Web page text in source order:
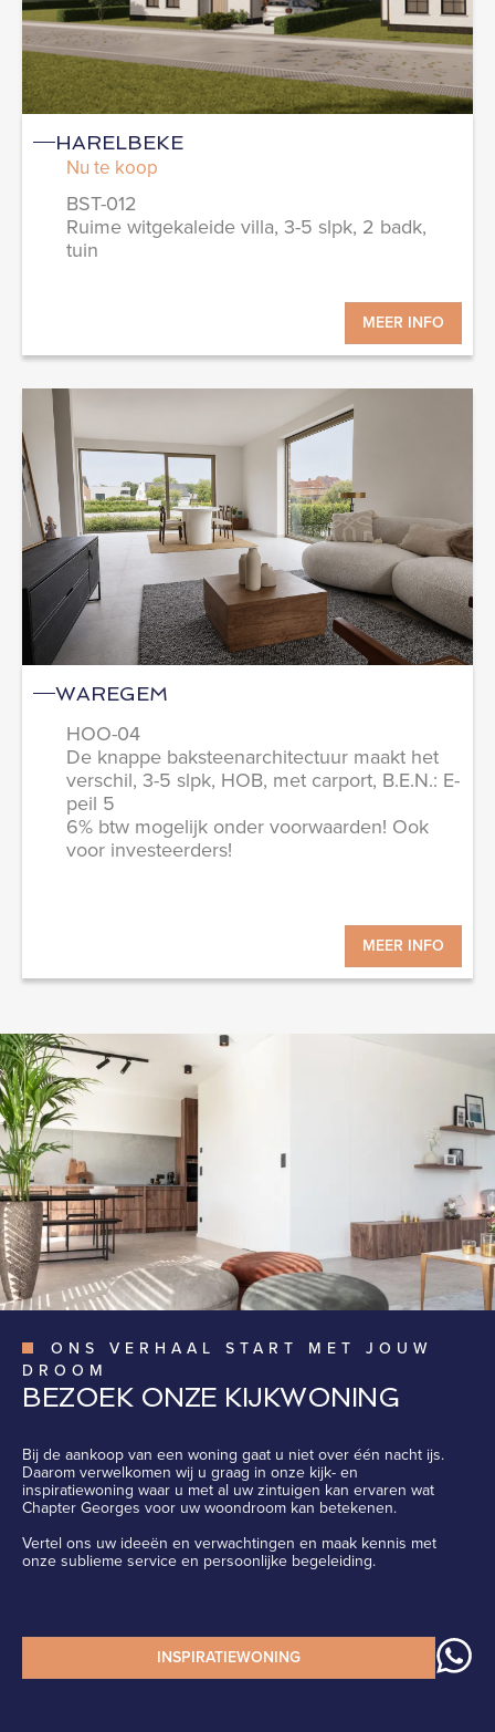
HARELBEKE
Nu te koop
BST-012
Ruime witgekaleide villa, 3-5 slpk, 2 badk,
tuin
MEER INFO
WAREGEM
HOO-04
De knappe baksteenarchitectuur maakt het
verschil, 3-5 slpk, HOB, met carport, B.E.N.: E-
peil 5
6% btw mogelijk onder voorwaarden! Ook
voor investeerders!
MEER INFO
ONS VERHAAL START MET JOUW
DROOM
BEZOEK ONZE KIJKWONING
Bij de aankoop van een woning gaat u niet over één nacht ijs.
Daarom verwelkomen wij u graag in onze kijk- en
inspiratiewoning waar u met al uw zintuigen kan ervaren wat
Chapter Georges voor uw woondroom kan betekenen.
Vertel ons uw ideeën en verwachtingen en maak kennis met
onze sublieme service en persoonlijke begeleiding.
INSPIRATIEWONING